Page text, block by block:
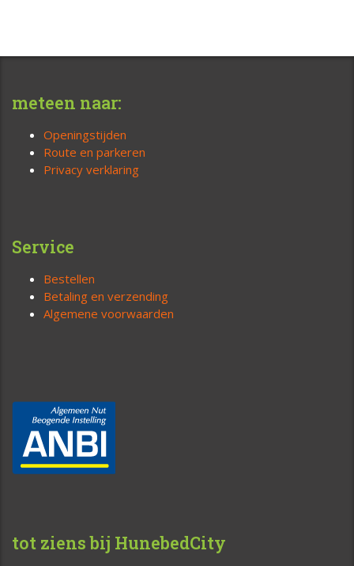
meteen naar:
Openingstijden
Route en parkeren
Privacy verklaring
Service
Bestellen
Betaling en verzending
Algemene voorwaarden
tot ziens bij HunebedCity